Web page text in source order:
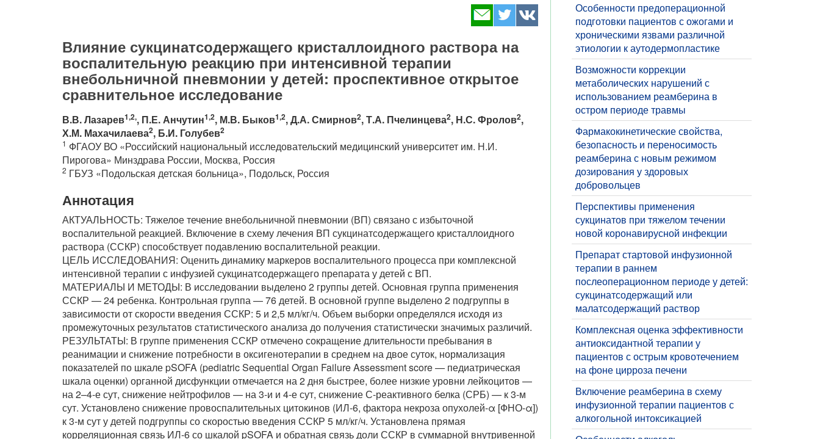
Влияние сукцинатсодержащего кристаллоидного раствора на
воспалительную реакцию при интенсивной терапии
внебольничной пневмонии у детей: проспективное открытое
сравнительное исследование
В.В. Лазарев1,2,, П.Е. Анчутин1,2, М.В. Быков1,2, Д.А. Смирнов2, Т.А. Пчелинцева2, Н.С. Фролов2,
Х.М. Махачилаева2, Б.И. Голубев2
1 ФГАОУ ВО «Российский национальный исследовательский медицинский университет им. Н.И.
Пирогова» Минздрава России, Москва, Россия
2 ГБУЗ «Подольская детская больница», Подольск, Россия
Аннотация
АКТУАЛЬНОСТЬ: Тяжелое течение внебольничной пневмонии (ВП) связано с избыточной
воспалительной реакцией. Включение в схему лечения ВП сукцинатсодержащего кристаллоидного
раствора (ССКР) способствует подавлению воспалительной реакции.
ЦЕЛЬ ИССЛЕДОВАНИЯ: Оценить динамику маркеров воспалительного процесса при комплексной
интенсивной терапии с инфузией сукцинатсодержащего препарата у детей с ВП.
МАТЕРИАЛЫ И МЕТОДЫ: В исследовании выделено 2 группы детей. Основная группа применения
ССКР — 24 ребенка. Контрольная группа — 76 детей. В основной группе выделено 2 подгруппы в
зависимости от скорости введения ССКР: 5 и 2,5 мл/кг/ч. Объем выборки определялся исходя из
промежуточных результатов статистического анализа до получения статистически значимых различий.
РЕЗУЛЬТАТЫ: В группе применения ССКР отмечено сокращение длительности пребывания в
реанимации и снижение потребности в оксигенотерапии в среднем на двое суток, нормализация
показателей по шкале pSOFA (pediatric Sequential Organ Failure Assessment score — педиатрическая
шкала оценки) органной дисфункции отмечается на 2 дня быстрее, более низкие уровни лейкоцитов —
на 2–4-е сут, снижение нейтрофилов — на 3-и и 4-е сут, снижение С-реактивного белка (СРБ) — к 3-м
сут. Установлено снижение провоспалительных цитокинов (ИЛ-6, фактора некроза опухолей-α [ФНО-α])
к 3-м сут у детей подгруппы со скоростью введения ССКР 5 мл/кг/ч. Установлена прямая
корреляционная связь ИЛ-6 со шкалой pSOFA и обратная связь доли ССКР в суммарной внутривенной
​Особенности предоперационной
подготовки пациентов с ожогами и
хроническими язвами различной
этиологии к аутодермопластике
​Возможности коррекции
метаболических нарушений с
использованием реамберина в
остром периоде травмы
​Фармакокинетические свойства,
безопасность и переносимость
реамберина с новым режимом
дозирования у здоровых
добровольцев
​Перспективы применения
сукцинатов при тяжелом течении
новой коронавирусной инфекции
Препарат стартовой инфузионной
терапии в раннем
послеоперационном периоде у детей:
сукцинатсодержащий или
малатсодержащий раствор
Комплексная оценка эффективности
антиоксидантной терапии у
пациентов с острым кровотечением
на фоне цирроза печени
Включение реамберина в схему
инфузионной терапии пациентов с
алкогольной интоксикацией